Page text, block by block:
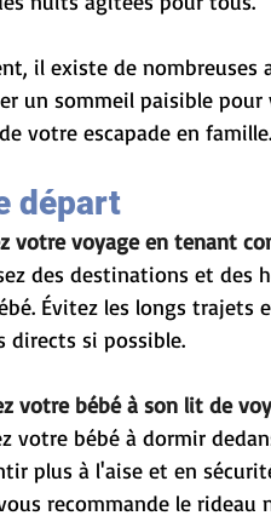
il existe de
un sommeil paisible
votre escapade en famille.
départ
votre voyage en tenant
des destinations et des
Évitez les longs
directs si possible.
votre bébé à son lit de
votre bébé à dormir
plus à l'aise et en
recommande le rideau